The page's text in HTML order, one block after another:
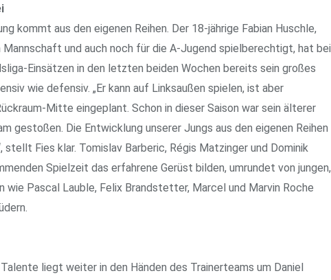
kommt aus den eigenen Reihen. Der 18-jährige Fabian Huschle,
Mannschaft und auch noch für die A-Jugend spielberechtigt, hat bei
Einsätzen in den letzten beiden Wochen bereits sein großes
wie defensiv. „Er kann auf Linksaußen spielen, ist aber
Mitte eingeplant. Schon in dieser Saison war sein älterer
gestoßen. Die Entwicklung unserer Jungs aus den eigenen Reihen
Fies klar. Tomislav Barberic, Régis Matzinger und Dominik
Spielzeit das erfahrene Gerüst bilden, umrundet von jungen,
wie Pascal Lauble, Felix Brandstetter, Marcel und Marvin Roche
liegt weiter in den Händen des Trainerteams um Daniel